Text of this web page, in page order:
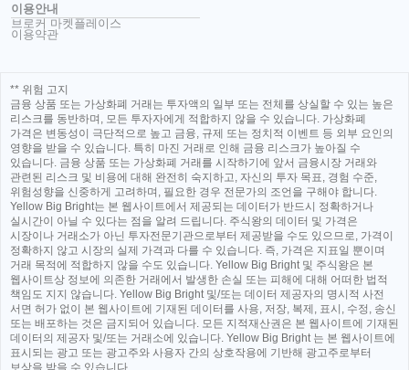
이용안내
브로커 마켓플레이스
이용약관
** 위험 고지
금융 상품 또는 가상화폐 거래는 투자액의 일부 또는 전체를 상실할 수 있는 높은
리스크를 동반하며, 모든 투자자에게 적합하지 않을 수 있습니다. 가상화폐
가격은 변동성이 극단적으로 높고 금융, 규제 또는 정치적 이벤트 등 외부 요인의
영향을 받을 수 있습니다. 특히 마진 거래로 인해 금융 리스크가 높아질 수
있습니다. 금융 상품 또는 가상화폐 거래를 시작하기에 앞서 금융시장 거래와
관련된 리스크 및 비용에 대해 완전히 숙지하고, 자신의 투자 목표, 경험 수준,
위험성향을 신중하게 고려하며, 필요한 경우 전문가의 조언을 구해야 합니다.
Yellow Big Bright는 본 웹사이트에서 제공되는 데이터가 반드시 정확하거나
실시간이 아닐 수 있다는 점을 알려 드립니다. 주식왕의 데이터 및 가격은
시장이나 거래소가 아닌 투자전문기관으로부터 제공받을 수도 있으므로, 가격이
정확하지 않고 시장의 실제 가격과 다를 수 있습니다. 즉, 가격은 지표일 뿐이며
거래 목적에 적합하지 않을 수도 있습니다. Yellow Big Bright 및 주식왕은 본
웹사이트상 정보에 의존한 거래에서 발생한 손실 또는 피해에 대해 어떠한 법적
책임도 지지 않습니다. Yellow Big Bright 및/또는 데이터 제공자의 명시적 사전
서면 허가 없이 본 웹사이트에 기재된 데이터를 사용, 저장, 복제, 표시, 수정, 송신
또는 배포하는 것은 금지되어 있습니다. 모든 지적재산권은 본 웹사이트에 기재된
데이터의 제공자 및/또는 거래소에 있습니다. Yellow Big Bright 는 본 웹사이트에
표시되는 광고 또는 광고주와 사용자 간의 상호작용에 기반해 광고주로부터
보상을 받을 수 있습니다.